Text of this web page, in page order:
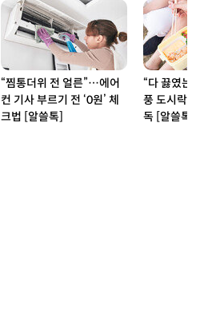
“찜통더위 전 얼른”…에어
컨 기사 부르기 전 ‘0원’ 체
크법 [알쓸톡]
“다 끓였는
풍 도시락,
독 [알쓸톡]